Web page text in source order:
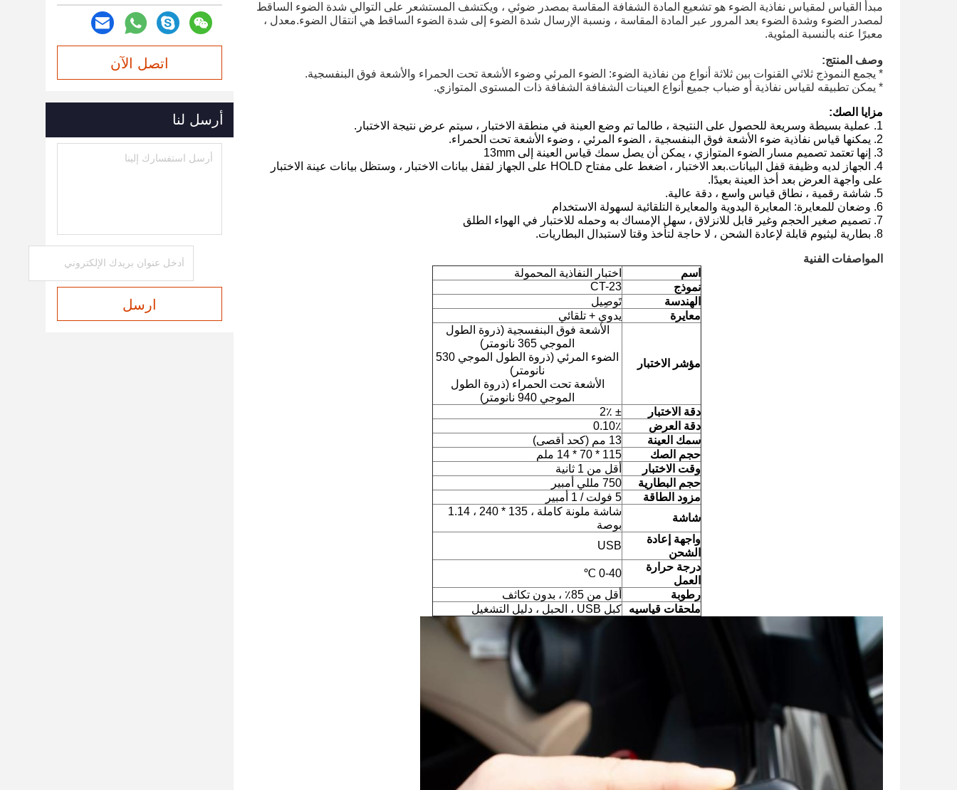
مبدأ القياس لمقياس نفاذية الضوء هو تشعيع المادة الشفافة المقاسة بمصدر ضوئي ، ويكتشف المستشعر على التوالي شدة الضوء الساقط
لمصدر الضوء وشدة الضوء بعد المرور عبر المادة المقاسة ، ونسبة الإرسال شدة الضوء إلى شدة الضوء الساقط هي انتقال الضوء.معدل ،
معبرًا عنه بالنسبة المئوية.
وصف المنتج:
* يجمع النموذج ثلاثي القنوات بين ثلاثة أنواع من نفاذية الضوء: الضوء المرئي وضوء الأشعة تحت الحمراء والأشعة فوق البنفسجية.
* يمكن تطبيقه لقياس نفاذية أو ضباب جميع أنواع العينات الشفافة الشفافة ذات المستوى المتوازي.
مزايا الصك:
1. عملية بسيطة وسريعة للحصول على النتيجة ، طالما تم وضع العينة في منطقة الاختبار ، سيتم عرض نتيجة الاختبار.
2. يمكنها قياس نفاذية ضوء الأشعة فوق البنفسجية ، الضوء المرئي ، وضوء الأشعة تحت الحمراء.
3. إنها تعتمد تصميم مسار الضوء المتوازي ، يمكن أن يصل سمك قياس العينة إلى 13mm
4. الجهاز لديه وظيفة قفل البيانات.بعد الاختبار ، اضغط على مفتاح HOLD على الجهاز لقفل بيانات الاختبار ، وستظل بيانات عينة الاختبار
على واجهة العرض بعد أخذ العينة بعيدًا.
5. شاشة رقمية ، نطاق قياس واسع ، دقة عالية.
6. وضعان للمعايرة: المعايرة اليدوية والمعايرة التلقائية لسهولة الاستخدام
7. تصميم صغير الحجم وغير قابل للانزلاق ، سهل الإمساك به وحمله للاختبار في الهواء الطلق
8. بطارية ليثيوم قابلة لإعادة الشحن ، لا حاجة لتأخذ وقتا لاستبدال البطاريات.
المواصفات الفنية
اسم
اختبار النفاذية المحمولة
نموذج
CT-23
الهندسة
تَوصِيل
معايرة
يدوي + تلقائي
مؤشر الاختبار
الأشعة فوق البنفسجية (ذروة الطول
الموجي 365 نانومتر)
الضوء المرئي (ذروة الطول الموجي 530
نانومتر)
الأشعة تحت الحمراء (ذروة الطول
الموجي 940 نانومتر)
دقة الاختبار
± 2٪
دقة العرض
0.10٪
سمك العينة
13 مم (كحد أقصى)
حجم الصك
115 * 70 * 14 ملم
وقت الاختبار
أقل من 1 ثانية
حجم البطارية
750 مللي أمبير
مزود الطاقة
5 فولت / 1 أمبير
شاشة
شاشة ملونة كاملة ، 135 * 240 ، 1.14
بوصة
واجهة إعادة
الشحن
USB
درجة حرارة
العمل
0-40 ℃
رطوبة
أقل من 85٪ ، بدون تكاثف
ملحقات قياسيه
كبل USB ، الحبل ، دليل التشغيل
اتصل الآن
أرسل لنا
ارسل